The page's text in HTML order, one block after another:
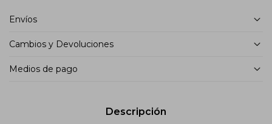
Envíos
Cambios y Devoluciones
Medios de pago
Descripción